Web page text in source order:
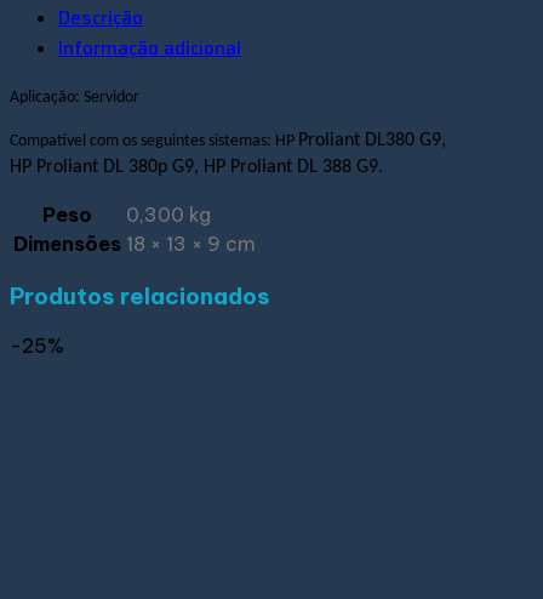
Descrição
Informação adicional
Aplicação: Servidor
Compatível com os seguintes sistemas: HP Proliant DL380 G9,
HP Proliant DL 380p G9, HP Proliant DL 388 G9.
Peso
0,300 kg
Dimensões 18 × 13 × 9 cm
Produtos relacionados
-25%